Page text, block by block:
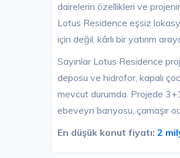
dairelerin özellikleri ve
Lotus Residence eşsiz
için değil, kârlı bir yatırım
Sayınlar Lotus Residence
deposu ve hidrofor, kapalı
mevcut durumda. Projede
ebeveyn banyosu, çamaşır
En düşük konut fiyatı: 2